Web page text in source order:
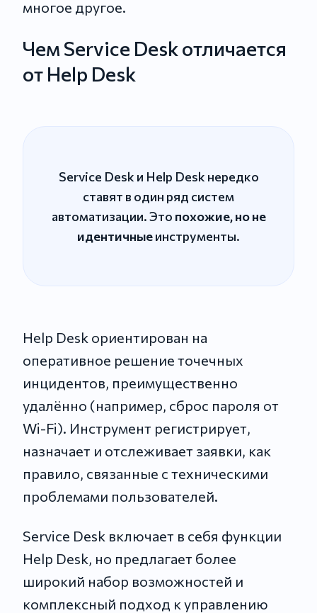
многое другое.
Чем Service Desk отличается
от Help Desk
Service Desk и Help Desk нередко
ставят в один ряд систем
автоматизации. Это похожие, но не
идентичныеинструменты.
Help Desk ориентирован на
оперативное решение точечных
инцидентов, преимущественно
удалённо (например, сброс пароля от
Wi-Fi). Инструмент регистрирует,
назначает и отслеживает заявки, как
правило, связанные с техническими
проблемами пользователей.
Service Desk включает в себя функции
Help Desk, но предлагает более
широкий набор возможностей и
комплексный подход к управлению